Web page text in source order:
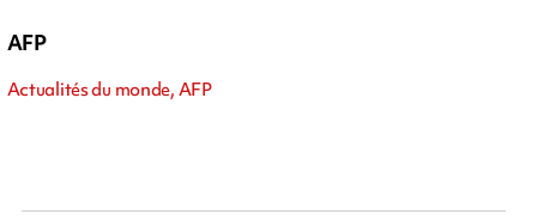
AFP
Actualités du monde, AFP